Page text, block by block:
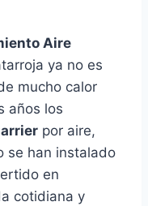
Aire
ya no es
mucho calor
años los
por aire,
se han instalado
en
cotidiana y